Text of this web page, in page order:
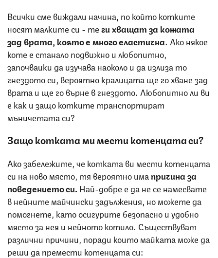
Всички сме виждали начина, по който котките
носят малките си - теги хващат за кожата
зад врата, която е много еластична. Ако някое
коте е станало подвижно и любопитно,
започвайки да изучава наоколо и да излиза то
гнездото си, вероятно кралицата ще го хване зад
врата и ще го върне в гнездото. Любопитно ли ви
е как и защо котките транспортират
мъничетата си?
Защо котката ми мести котенцата си?
Ако забележите, че котката ви мести котенцата
си на ново място, тя вероятно има причина за
поведението си. Най-добре е да не се намесвате
в нейните майчински задължения, но можете да
помогнете, като осигурите безопасно и удобно
място за нея и нейното котило. Съществуват
различни причини, поради които майката може да
реши да премести котенцата си: